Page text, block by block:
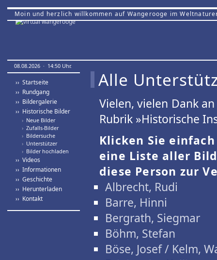
Moin und herzlich willkommen auf Wangerooge im
08.08.2026 · 14:50 Uhr.
›› Startseite
›› Rundgang
›› Bildergalerie
›› Historische Bilder
› Neue Bilder
› Zufalls-Bilder
› Bildersuche
› Unterstützer
› Bilder hochladen
›› Videos
›› Informationen
›› Geschichte
›› Herunterladen
›› Kontakt
Alle
Vielen, vielen Dank
Rubrik »Historische
Klicken Sie
eine Liste aller
diese Person zur
Albrecht, Rudi
Barre, Hinni
Bergrath, Siegmar
Böhm, Stefan
Böse, Josef / Kelm,